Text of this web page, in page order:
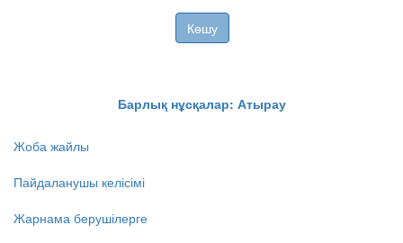
Көшу
Барлық нұсқалар: Атырау
Жоба жайлы
Пайдаланушы келісімі
Жарнама берушілерге